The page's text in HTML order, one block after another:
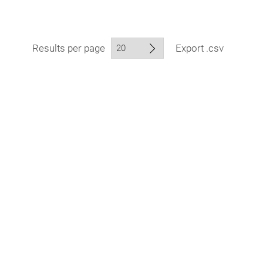
Results per page Export .csv